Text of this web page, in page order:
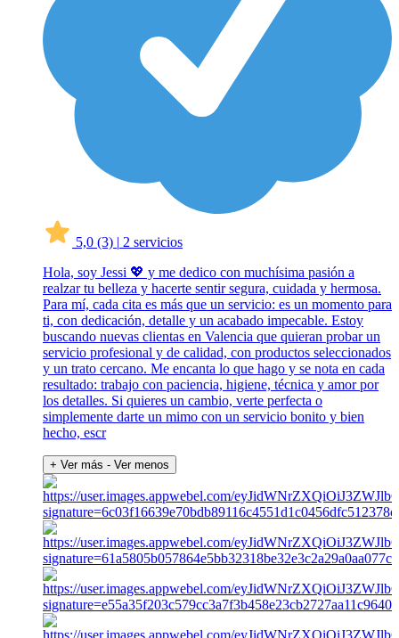
5,0 (3) | 2 servicios
Hola, soy Jessi 💖 y me dedico con muchísima pasión a
realzar tu belleza y hacerte sentir segura, cuidada y hermosa.
Para mí, cada cita es más que un servicio: es un momento para
ti, con dedicación, detalle y un acabado impecable. Estoy
buscando nuevas clientas en Valencia que quieran probar un
servicio profesional y de calidad, con productos seleccionados
y un trato cercano. Me encanta lo que hago y se nota en cada
resultado: trabajo con paciencia, higiene, técnica y amor por
los detalles. Si quieres un cambio, verte perfecta o
simplemente darte un mimo con un servicio bonito y bien
hecho, escr
+ Ver más - Ver menos